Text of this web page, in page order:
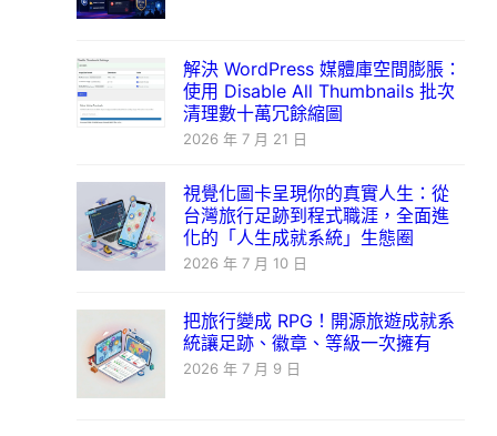
解決 WordPress 媒體庫空間膨脹：
使用 Disable All Thumbnails 批次
清理數十萬冗餘縮圖
2026 年 7 月 21 日
視覺化圖卡呈現你的真實人生：從
台灣旅行足跡到程式職涯，全面進
化的「人生成就系統」生態圈
2026 年 7 月 10 日
把旅行變成 RPG！開源旅遊成就系
統讓足跡、徽章、等級一次擁有
2026 年 7 月 9 日